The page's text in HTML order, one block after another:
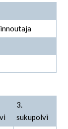
3.
sukupolvi